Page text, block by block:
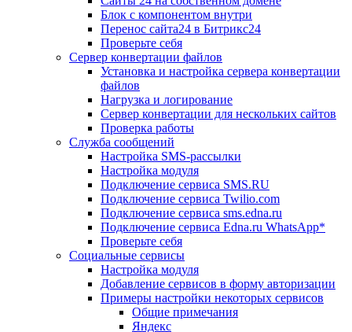
Блок с компонентом внутри
Перенос сайта24 в Битрикс24
Проверьте себя
Сервер конвертации файлов
Установка и настройка сервера конвертации
файлов
Нагрузка и логирование
Сервер конвертации для нескольких сайтов
Проверка работы
Служба сообщений
Настройка SMS-рассылки
Настройка модуля
Подключение сервиса SMS.RU
Подключение сервиса Twilio.com
Подключение сервиса sms.edna.ru
Подключение сервиса Edna.ru WhatsApp*
Проверьте себя
Социальные сервисы
Настройка модуля
Добавление сервисов в форму авторизации
Примеры настройки некоторых сервисов
Общие примечания
Яндекс